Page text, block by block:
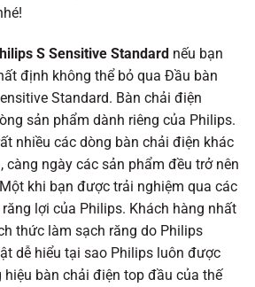
S Sensitive Standard nếu bạn
định không thể bỏ qua Đầu bàn
Standard. Bàn chải điện
sản phẩm dành riêng của Philips.
nhiều các dòng bàn chải điện khác
càng ngày các sản phẩm đều trở nên
khi bạn được trải nghiệm qua các
lợi của Philips. Khách hàng nhất
thức làm sạch răng do Philips
dễ hiểu tại sao Philips luôn được
bàn chải điện top đầu của thế